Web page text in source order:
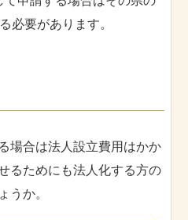
必要があります。
場合は法人設立費用はかか
るためにも法人化する方の
か。